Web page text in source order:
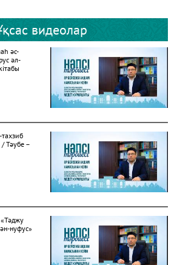
видеолар
әс-
әл-
Тәубе –
нуфус»